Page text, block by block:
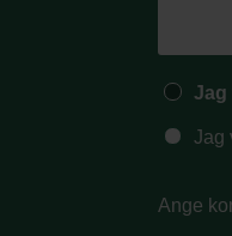
Jag
Jag
Ange